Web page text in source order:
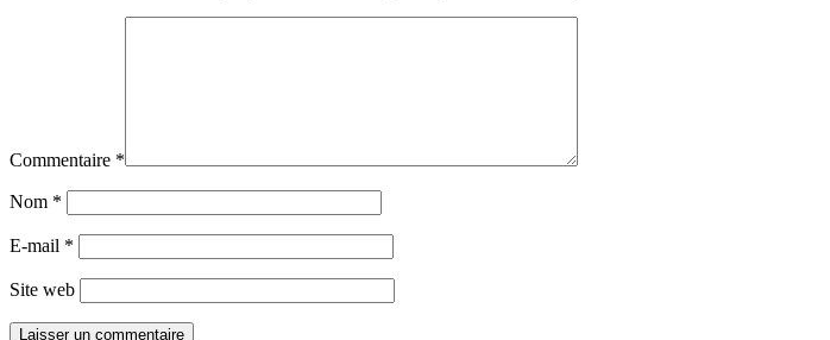
Commentaire *
Nom *
E-mail *
Site web